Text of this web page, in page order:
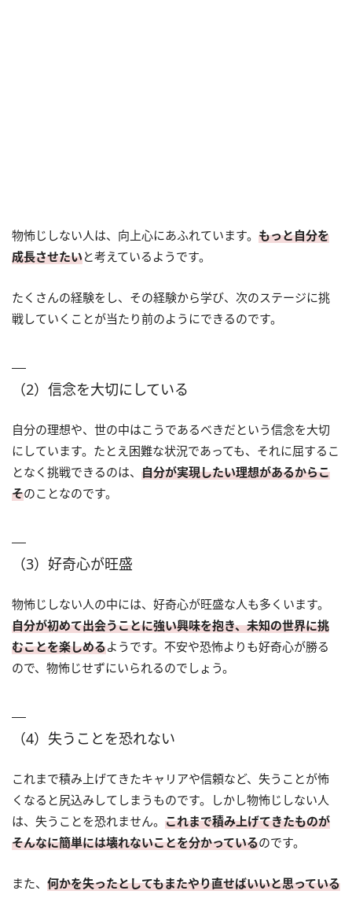
物怖じしない人は、向上心にあふれています。 もっと自分を
成長させたいと考えているようです。
たくさんの経験をし、その経験から学び、次のステージに挑
戦していくことが当たり前のようにできるのです。
（2）信念を大切にしている
自分の理想や、世の中はこうであるべきだという信念を大切
にしています。たとえ困難な状況であっても、それに屈するこ
となく挑戦できるのは、 自分が実現したい理想があるからこ
そのことなのです。
（3）好奇心が旺盛
物怖じしない人の中には、好奇心が旺盛な人も多くいます。
自分が初めて出会うことに強い興味を抱き、未知の世界に挑
むことを楽しめるようです。不安や恐怖よりも好奇心が勝る
ので、物怖じせずにいられるのでしょう。
（4）失うことを恐れない
これまで積み上げてきたキャリアや信頼など、失うことが怖
くなると尻込みしてしまうものです。しかし物怖じしない人
は、失うことを恐れません。 これまで積み上げてきたものが
そんなに簡単には壊れないことを分かっているのです。
また、 何かを失ったとしてもまたやり直せばいいと思っている